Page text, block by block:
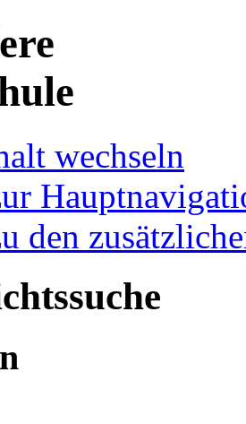
wechseln
den